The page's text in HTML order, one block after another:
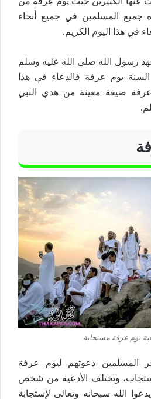
جميع المسلمين في جميع أنحاء
في هذا اليوم الكريم.
رسول الله صلى الله عليه وسلم
يوم عرفة فالدعاء في هذا
عرفة صيغة معينة من هدي النبي
يوم عرفة مستجابة
المسلمين دعوتهم ليوم عرفة
وتختلف الأدعية من شخص
الله سبحانه وتعالى لإستجابة